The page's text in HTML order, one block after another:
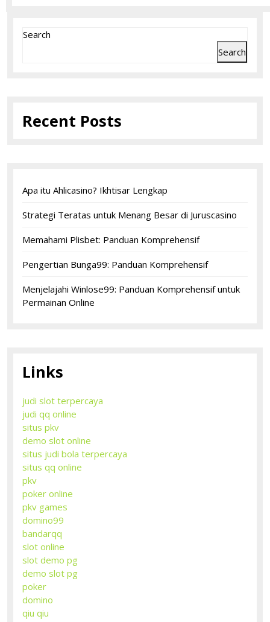
Search
Search
Recent Posts
Apa itu Ahlicasino? Ikhtisar Lengkap
Strategi Teratas untuk Menang Besar di Juruscasino
Memahami Plisbet: Panduan Komprehensif
Pengertian Bunga99: Panduan Komprehensif
Menjelajahi Winlose99: Panduan Komprehensif untuk
Permainan Online
Links
judi slot terpercaya
judi qq online
situs pkv
demo slot online
situs judi bola terpercaya
situs qq online
pkv
poker online
pkv games
domino99
bandarqq
slot online
slot demo pg
demo slot pg
poker
domino
qiu qiu